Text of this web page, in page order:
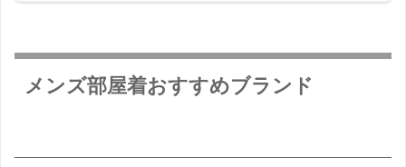
メンズ部屋着おすすめブランド